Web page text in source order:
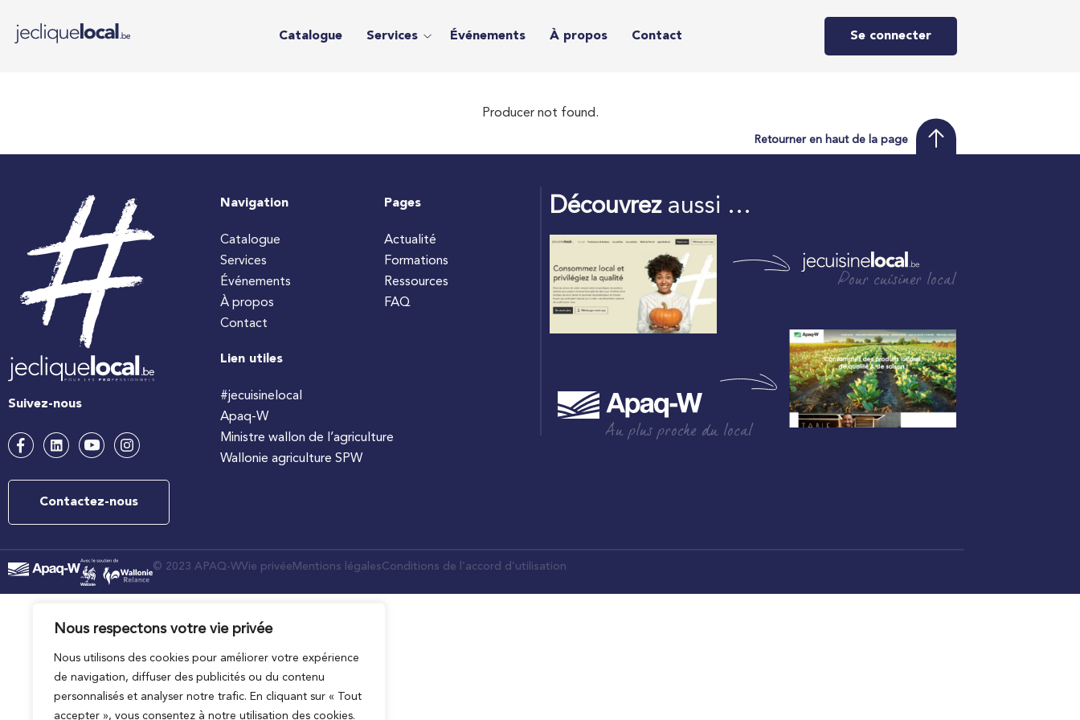
Nous respectons votre vie privée
Nous utilisons des cookies pour améliorer votre expérience
de navigation, diffuser des publicités ou du contenu
personnalisés et analyser notre trafic. En cliquant sur « Tout
accepter », vous consentez à notre utilisation des cookies.
Catalogue Services Événements À propos Contact Se connecter
Producer not found.
Retourner en haut de la page
Suivez-nous
Contactez-nous
Navigation
Catalogue
Services
Événements
À propos
Contact
Pages
Actualité
Formations
Ressources
FAQ
Lien utiles
#jecuisinelocal
Apaq-W
Ministre wallon de l’agriculture
Wallonie agriculture SPW
Découvrezaussi …
Pour cuisiner local
Au plus proche du local
© 2023 APAQ-WVie privée Mentions légalesConditions de l’accord d’utilisation